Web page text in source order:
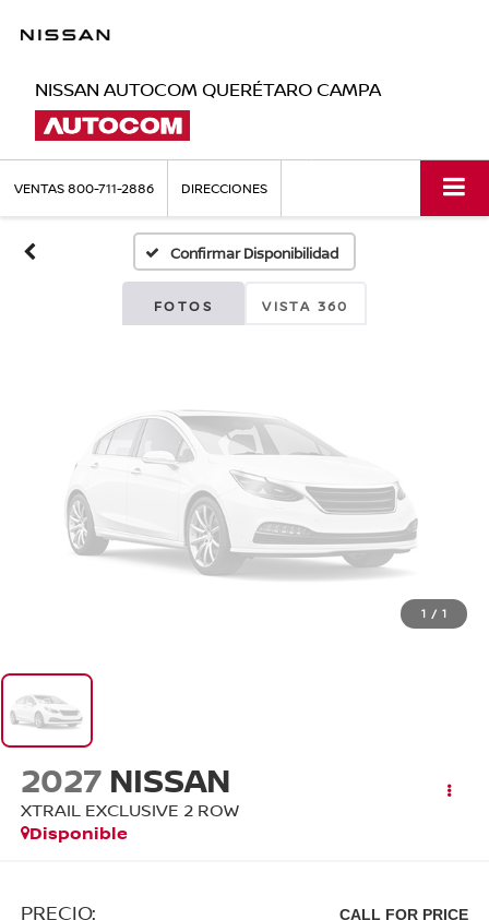
NISSAN AUTOCOM QUERÉTARO CAMPA
VENTAS800-711-2886 DIRECCIONES
Confirmar Disponibilidad
FOTOS VISTA 360
Disponibles
Por favor, revise luego
1 / 1
2027 NISSAN
XTRAIL EXCLUSIVE 2 ROW
Disponible
PRECIO: CALL FOR PRICE